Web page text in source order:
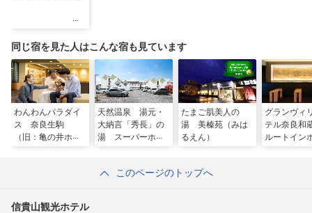
同じ宿を見た人はこんな宿も見ています
わんわんパラダイ
ス 奈良生駒
（旧：亀の井ホテ
天然温泉 湯元・
大納言「秀長」の
湯 スーパーホテ
たまご肌美人の
湯 美榛苑（みは
るえん）
グランヴィ
テル奈良
ルートイン
このページのトップへ
信貴山観光ホテル